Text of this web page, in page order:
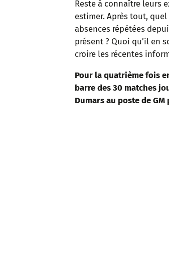
Reste à connaître leurs
estimer. Après tout,
absences répétées
présent ? Quoi qu’il en
croire les récentes
Pour la quatrième fois
barre des 30 matches
Dumars au poste de